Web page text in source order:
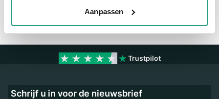
Aanpassen
Trustpilot
Schrijf u in voor de nieuwsbrief